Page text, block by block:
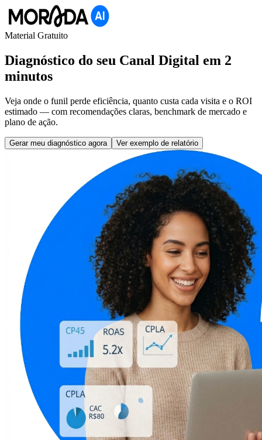
Material Gratuito
Diagnóstico do seu Canal Digital em 2
minutos
Veja onde o funil perde eficiência, quanto custa cada visita e o ROI
estimado — com recomendações claras, benchmark de mercado e
plano de ação.
Gerar meu diagnóstico agora Ver exemplo de relatório